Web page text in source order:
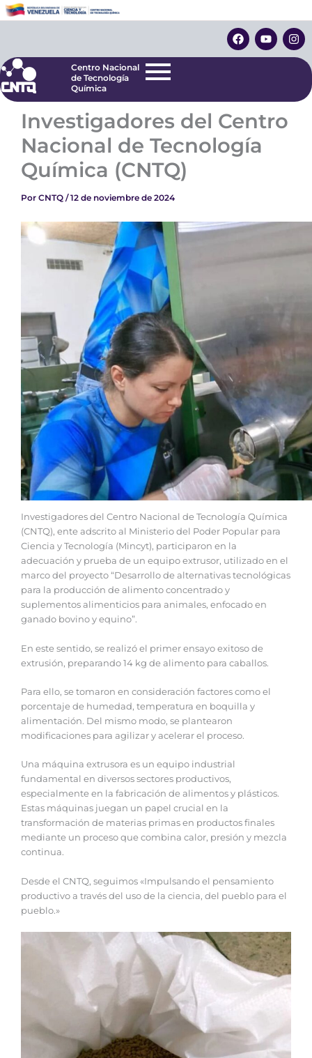
al
F
a
c
o
Y
o
u
e
I
n
s
r
Centro Nacional
de Tecnología
Centro Nacional
de Tecnología
Química
Investigadores del Centro
Nacional de Tecnología
Química (CNTQ)
Por CNTQ /12 de noviembre de 2024
Investigadores del Centro Nacional de Tecnología Química
(CNTQ), ente adscrito al Ministerio del Poder Popular para
Ciencia y Tecnología (Mincyt), participaron en la
adecuación y prueba de un equipo extrusor, utilizado en el
marco del proyecto “Desarrollo de alternativas tecnológicas
para la producción de alimento concentrado y
suplementos alimenticios para animales, enfocado en
ganado bovino y equino”.
En este sentido, se realizó el primer ensayo exitoso de
extrusión, preparando 14 kg de alimento para caballos.
Para ello, se tomaron en consideración factores como el
porcentaje de humedad, temperatura en boquilla y
alimentación. Del mismo modo, se plantearon
modificaciones para agilizar y acelerar el proceso.
Una máquina extrusora es un equipo industrial
fundamental en diversos sectores productivos,
especialmente en la fabricación de alimentos y plásticos.
Estas máquinas juegan un papel crucial en la
transformación de materias primas en productos finales
mediante un proceso que combina calor, presión y mezcla
continua.
Desde el CNTQ, seguimos «Impulsando el pensamiento
productivo a través del uso de la ciencia, del pueblo para el
pueblo.»